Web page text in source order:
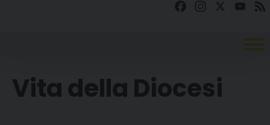
FacebookInstagram
Vita della Diocesi